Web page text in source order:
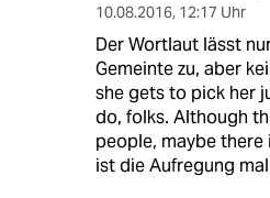
10.08.2016, 12:17 Uhr
Der Wortlaut lässt
Gemeinte zu, aber
she gets to pick her
do, folks. Although
people, maybe there
ist die Aufregung